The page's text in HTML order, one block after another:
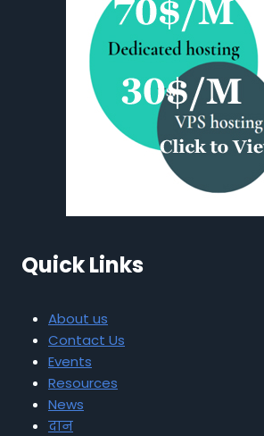
Quick Links
About us
Contact Us
Events
Resources
News
दान